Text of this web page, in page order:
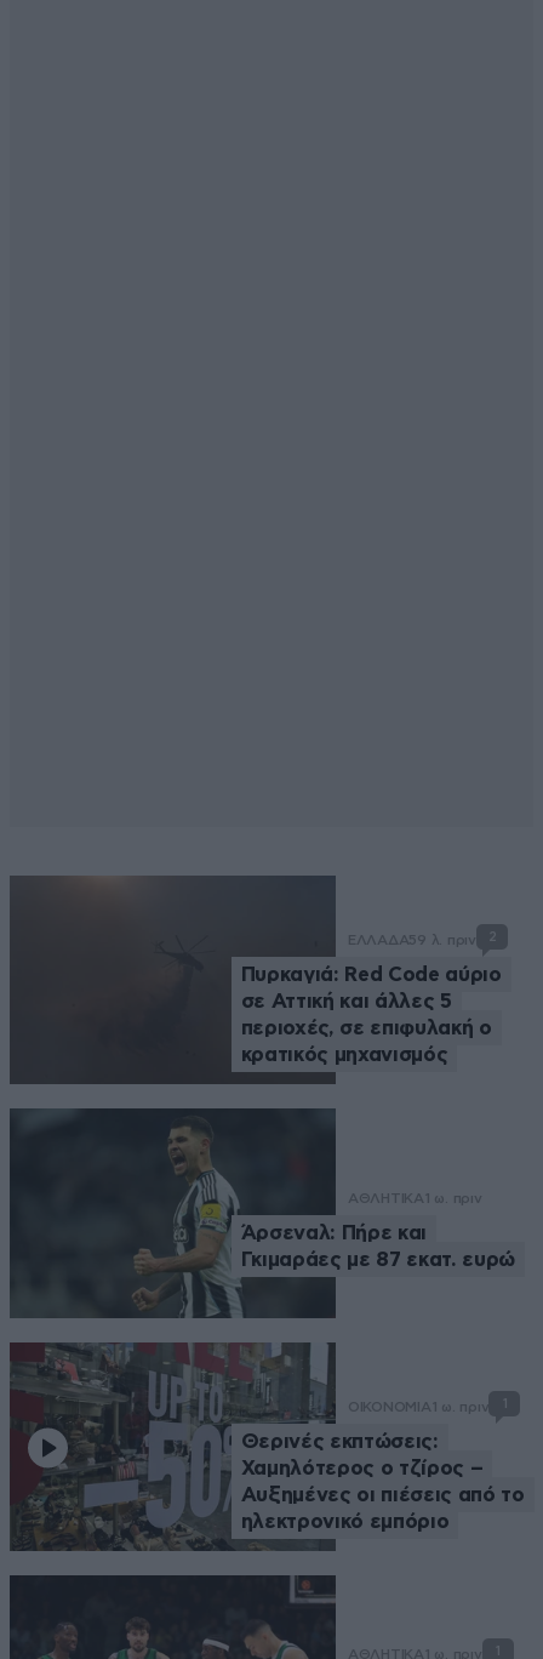
ΕΛΛΑΔΑ59 λ. πριν 2
Πυρκαγιά: Red Code αύριο
σε Αττική και άλλες 5
περιοχές, σε επιφυλακή ο
κρατικός μηχανισμός
ΑΘΛΗΤΙΚΑ 1 ω. πριν
Άρσεναλ: Πήρε και
Γκιμαράες με 87 εκατ. ευρώ
ΟΙΚΟΝΟΜΙΑ 1 ω. πριν
Θερινές εκπτώσεις:
Χαμηλότερος ο τζίρος –
Αυξημένες οι πιέσεις από το
ηλεκτρονικό εμπόριο
ΑΘΛΗΤΙΚΑ 1 ω. πριν 1